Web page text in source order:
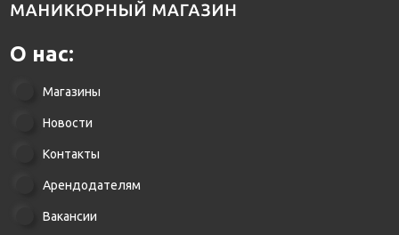
О нас:
Магазины
Новости
Контакты
Арендодателям
Вакансии